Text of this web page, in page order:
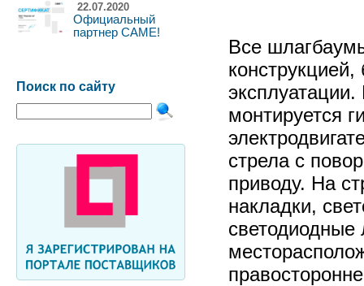
Все
конструкцией,
монтируется
стрела с
приводу. На
накладки,
22.07.2020
Официальный
партнер CAME!
Поиск по сайту